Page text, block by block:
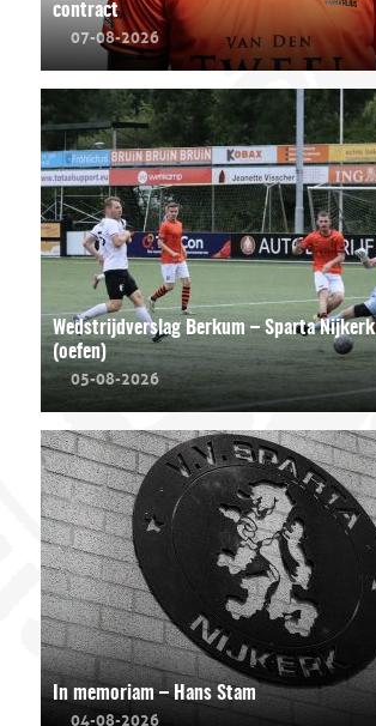
contract
07-08-2026
Wedstrijdverslag Berkum – Sparta Nijkerk
(oefen)
05-08-2026
In memoriam – Hans Stam
04-08-2026